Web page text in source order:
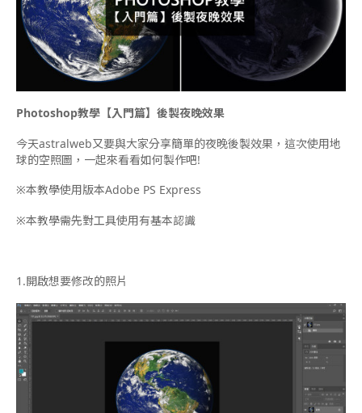
Photoshop教學【入門篇】後製夜晚效果
今天astralweb又要與大家分享簡單的夜晚後製效果，這次使用地
球的空照圖，一起來看看如何製作吧!
※本教學使用版本Adobe PS Express
※本教學需先對工具使用有基本認識
1.開啟想要修改的照片